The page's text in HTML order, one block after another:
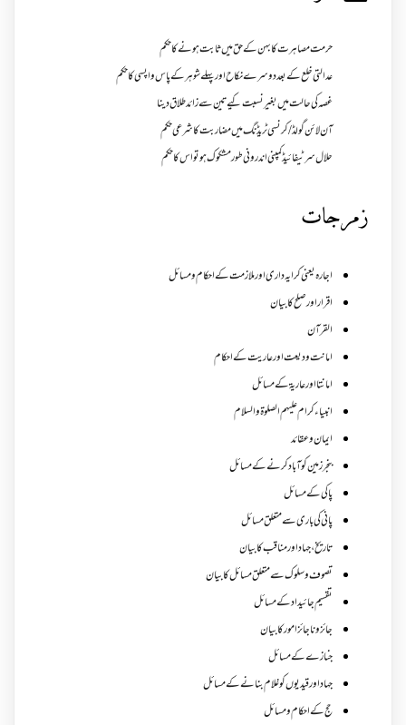
حرمت مصاہرت کا بہن کے حق میں ثابت ہونے کا حکم
عدالتی خلع کے بعد دوسرے نکاح اور پہلے شوہر کے پاس واپسی کا حکم
غصہ کی حالت میں بغیر نسبت کیے تین سے زائد طلاق دینا
آن لائن گولڈ /کرنسی ٹریڈنگ میں مضاربت کا شرعی حکم
حلال سرٹیفائیڈ کمپنی اندرونی طور مشکوک ہو تو اس کا حکم
زمرجات
اجارہ یعنی کرایہ داری اور ملازمت کے احکام و مسائل
اقرار اور صلح کا بیان
القرآن
امانت ودیعت اورعاریت کے احکام
امانتا اور عاریة کے مسائل
انبیاء کرام علیہم الصلوۃ والسلام
ایمان وعقائد
بنجر زمین کو آباد کرنے کے مسائل
پاکی کے مسائل
پانی کی باری سے متعلق مسائل
تاریخ،جہاد اور مناقب کا بیان
تصوف و سلوک سے متعلق مسائل کا بیان
تقسیم جائیداد کے مسائل
جائز و ناجائزامور کا بیان
جنازے کےمسائل
جہاد اور قیدیوں کو غلام بنانے کے مسائل
حج کے احکام ومسائل